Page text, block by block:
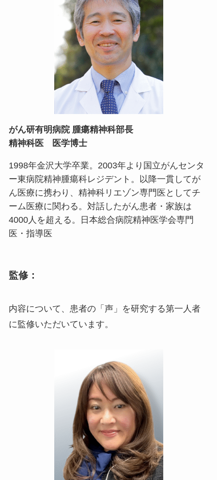
がん研有明病院 腫瘍精神科部長
精神科医 医学博士
1998年金沢大学卒業。2003年より国立がんセンタ
ー東病院精神腫瘍科レジデント。以降一貫してが
ん医療に携わり、精神科リエゾン専門医としてチ
ーム医療に関わる。対話したがん患者・家族は
4000人を超える。日本総合病院精神医学会専門
医・指導医
監修：
内容について、患者の「声」を研究する第一人者
に監修いただいています。